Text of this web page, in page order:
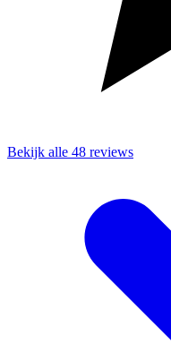
Bekijk alle 48 reviews